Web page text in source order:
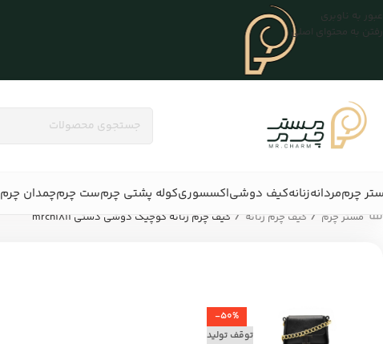
عبور به ناوبری
رفتن به محتوای اصلی
چرممردانهزنانهکیف دوشیاکسسوریکوله پشتی چرمست چرمچمدان چرم
مستر چرم / کیف چرم زنانه / کیف چرم زنانه کوچیک دوشی دستی mrch1811
-50%
توقف تولید